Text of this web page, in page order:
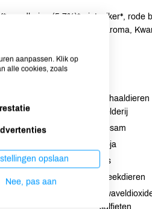
aardbeien (5,7%)*, rietsuiker*, rode
natuurlijk aardbei aroma,
stremsel.
Schaaldieren
Selderij
Sesam
Soja
Vis
Weekdieren
sulfieten
aanpassen. Klik op
alle cookies, zoals
opslaan
Nee, pas aan